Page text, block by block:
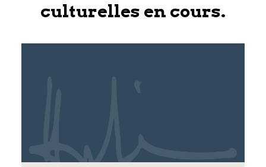
culturelles en cours.